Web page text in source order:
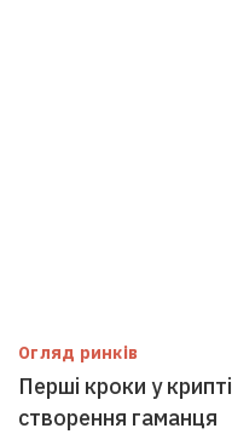
Огляд ринків
Перші кроки у
створення гаманця